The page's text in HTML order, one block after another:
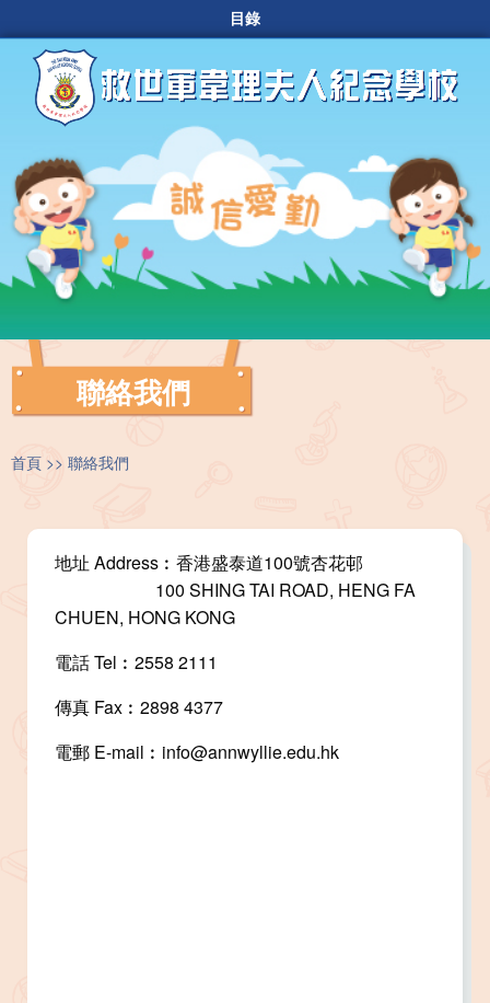
目錄
聯絡我們
首頁 聯絡我們
地址 Address︰香港盛泰道100號杏花邨
100 SHING TAI ROAD, HENG FA
CHUEN, HONG KONG
電話 Tel︰2558 2111
傳真 Fax︰2898 4377
電郵 E-mail︰ info@annwyllie.edu.hk